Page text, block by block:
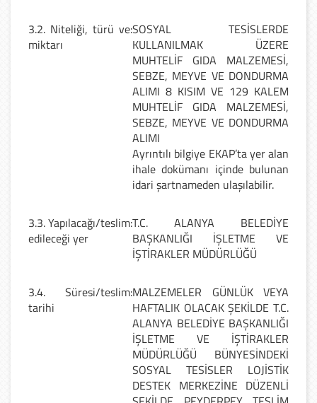
3.2. Niteliği, türü ve
miktarı
:SOSYAL TESİSLERDE
KULLANILMAK ÜZERE
MUHTELİF GIDA MALZEMESİ,
SEBZE, MEYVE VE DONDURMA
ALIMI 8 KISIM VE 129 KALEM
MUHTELİF GIDA MALZEMESİ,
SEBZE, MEYVE VE DONDURMA
ALIMI
Ayrıntılı bilgiye EKAP’ta yer alan
ihale dokümanı içinde bulunan
idari şartnameden ulaşılabilir.
3.3. Yapılacağı/teslim
edileceği yer
:T.C. ALANYA BELEDİYE
BAŞKANLIĞI İŞLETME VE
İŞTİRAKLER MÜDÜRLÜĞÜ
3.4. Süresi/teslim
tarihi
:MALZEMELER GÜNLÜK VEYA
HAFTALIK OLACAK ŞEKİLDE T.C.
ALANYA BELEDİYE BAŞKANLIĞI
İŞLETME VE İŞTİRAKLER
MÜDÜRLÜĞÜ BÜNYESİNDEKİ
SOSYAL TESİSLER LOJİSTİK
DESTEK MERKEZİNE DÜZENLİ